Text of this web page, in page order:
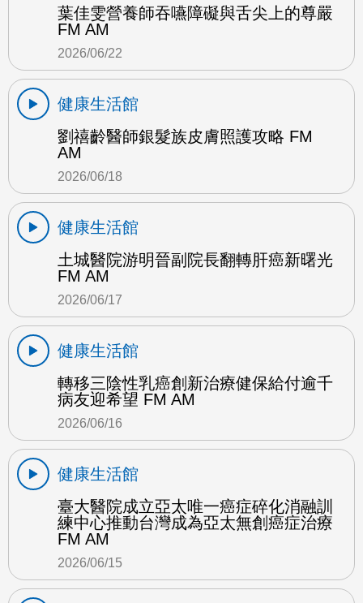
葉佳雯營養師吞嚥障礙與舌尖上的尊嚴
FM AM
2026/06/22
健康生活館
劉禧齡醫師銀髮族皮膚照護攻略 FM
AM
2026/06/18
健康生活館
土城醫院游明晉副院長翻轉肝癌新曙光
FM AM
2026/06/17
健康生活館
轉移三陰性乳癌創新治療健保給付逾千
病友迎希望 FM AM
2026/06/16
健康生活館
臺大醫院成立亞太唯一癌症碎化消融訓
練中心推動台灣成為亞太無創癌症治療
FM AM
2026/06/15